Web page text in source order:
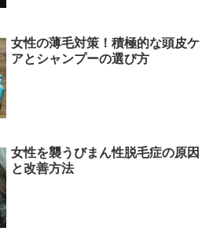
女性の薄毛対策！積極的な頭皮ケ
アとシャンプーの選び方
女性を襲うびまん性脱毛症の原因
と改善方法